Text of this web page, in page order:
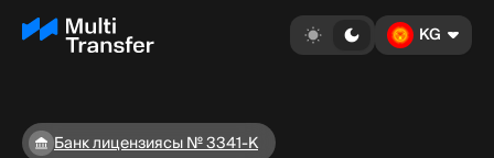
KG
Банк лицензиясы № 3341-К